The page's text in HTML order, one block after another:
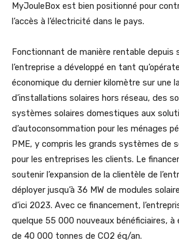
MyJouleBox est bien positionné pour
l’accès à l’électricité dans le pays.
Fonctionnant de manière rentable depuis
l’entreprise a développé en tant
économique du dernier kilomètre sur une
d’installations solaires hors réseau, des
systèmes solaires domestiques aux
d’autoconsommation pour les ménages
PME, y compris les grands systèmes de
pour les entreprises les clients. Le
soutenir l’expansion de la clientèle de
déployer jusqu’à 36 MW de modules
d’ici 2023. Avec ce financement,
quelque 55 000 nouveaux bénéficiaires, à
de 40 000 tonnes de CO2 éq/an.